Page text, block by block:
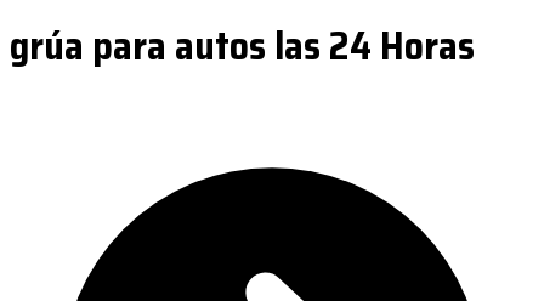
grúa para autos las 24 Horas